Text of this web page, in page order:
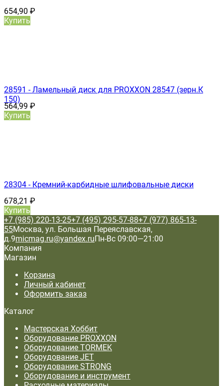
654,90 ₽
Купить
28591 - Ламельный диск для PROXXON 28547 (зерн.К
150)
564,99 ₽
Купить
28304 - Кремний-карбидные шлифовальные диски
678,21 ₽
Купить
+7 (985) 220-13-25+7 (495) 295-57-88+7 (977) 865-13-
55Москва, ул. Большая Переяславская,
д.9micmag.ru@yandex.ruПн-Вс 09:00—21:00
Компания
Магазин
Корзина
Личный кабинет
Оформить заказ
Каталог
Мастерская Хоббит
Оборудование PROXXON
Оборудование TORMEK
Оборудование JET
Оборудование STRONG
Оборудование и инструмент